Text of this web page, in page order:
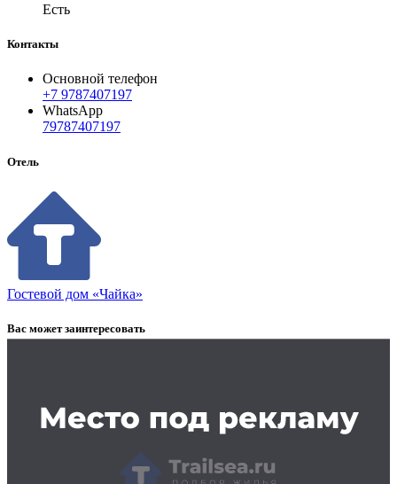
Есть
Контакты
Основной телефон
+7 9787407197
WhatsApp
79787407197
Отель
Гостевой дом «Чайка»
Вас может заинтересовать